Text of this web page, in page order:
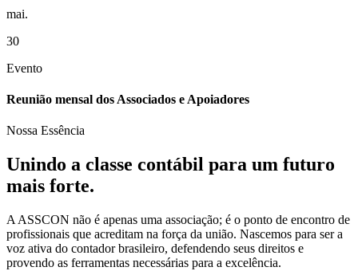
mai.
30
Evento
Reunião mensal dos Associados e Apoiadores
Nossa Essência
Unindo a classe contábil para um futuro
mais forte.
A ASSCON não é apenas uma associação; é o ponto de encontro de
profissionais que acreditam na força da união. Nascemos para ser a
voz ativa do contador brasileiro, defendendo seus direitos e
provendo as ferramentas necessárias para a excelência.